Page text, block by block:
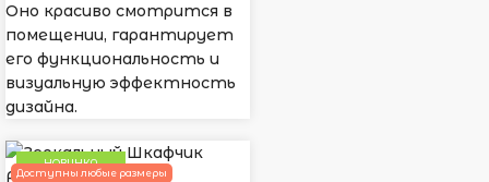
Оно красиво смотрится в
помещении, гарантирует
его функциональность и
визуальную эффектность
дизайна.
НОВИНКА
Доступны любые размеры